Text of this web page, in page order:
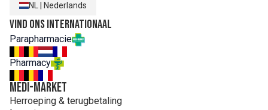
NL Nederlands
Vind ons internationaal
Parapharmacie
Pharmacy
MEDI-MARKET
Herroeping & terugbetaling